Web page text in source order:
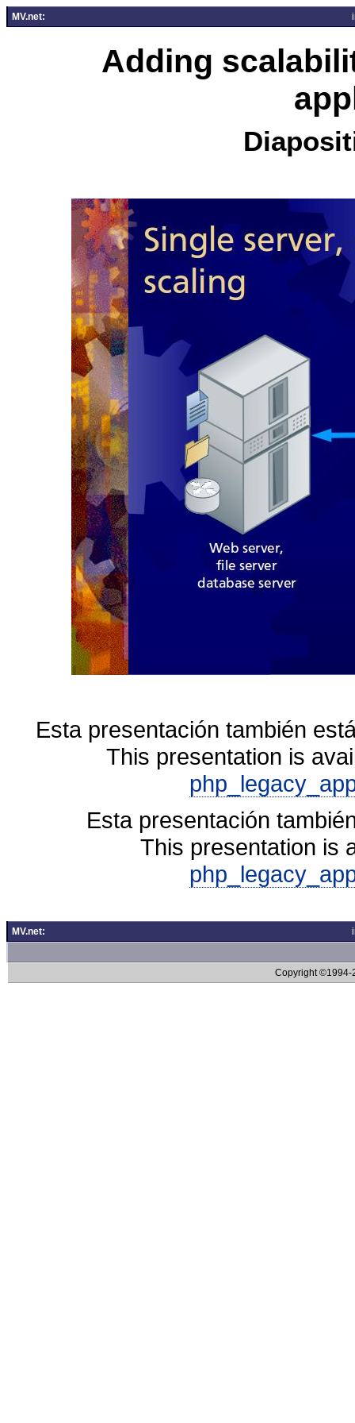
MV.net:
Adding
Esta presentación también
This presentation is
Esta presentación
This presentation is
MV.net:
Copyright ©1994-